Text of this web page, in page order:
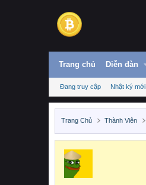
Trang chủ Diễn đàn
Đang truy cập Nhật ký mới
Trang Chủ Thành Viên